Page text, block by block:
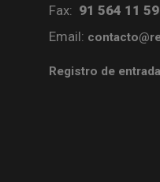
Fax: 91 564 11 59
Email:
Registro de